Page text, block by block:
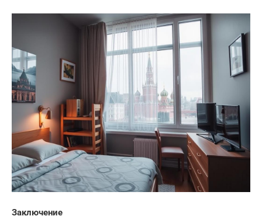
Заключение